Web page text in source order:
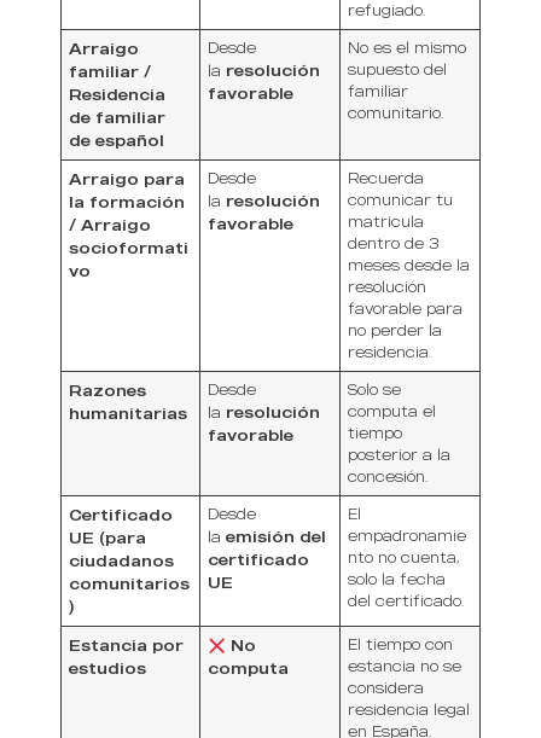
refugiado.
Arraigo
familiar /
Residencia
de familiar
de español
Desde
la resolución
favorable
No es el mismo
supuesto del
familiar
comunitario.
Arraigo para
la formación
/ Arraigo
socioformati
vo
Desde
la resolución
favorable
Recuerda
comunicar tu
matricula
dentro de 3
meses desde la
resolución
favorable para
no perder la
residencia.
Razones
humanitarias
Desde
la resolución
favorable
Solo se
computa el
tiempo
posterior a la
concesión.
Certificado
UE (para
ciudadanos
comunitarios
)
Desde
laemisión del
certificado
UE
El
empadronamie
nto no cuenta,
solo la fecha
del certificado.
Estancia por
estudios
No
computa
El tiempo con
estancia no se
considera
residencia legal
en España.